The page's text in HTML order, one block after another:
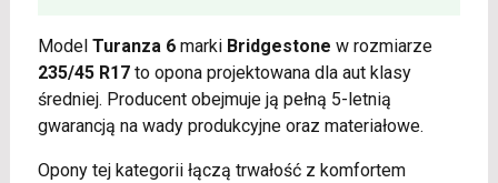
Model Turanza 6marki Bridgestone w rozmiarze
235/45 R17to opona projektowana dla aut klasy
średniej. Producent obejmuje ją pełną 5-letnią
gwarancją na wady produkcyjne oraz materiałowe.
Opony tej kategorii łączą trwałość z komfortem